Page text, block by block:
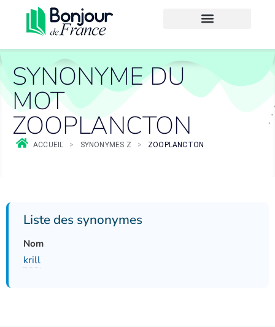
SYNONYME DU
MOT
ZOOPLANCTON
ACCUEIL > SYNONYMES Z > ZOOPLANCTON
Liste des synonymes
Nom
krill